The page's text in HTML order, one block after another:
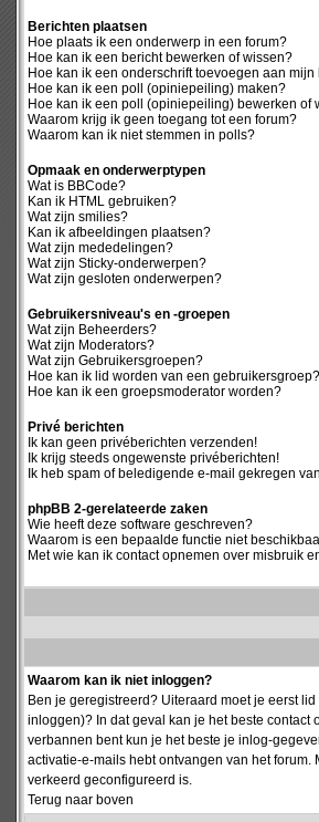
Berichten plaatsen
Hoe plaats ik een onderwerp in een forum?
Hoe kan ik een bericht bewerken of wissen?
Hoe kan ik een onderschrift toevoegen aan mijn
Hoe kan ik een poll (opiniepeiling) maken?
Hoe kan ik een poll (opiniepeiling) bewerken of
Waarom krijg ik geen toegang tot een forum?
Waarom kan ik niet stemmen in polls?
Opmaak en onderwerptypen
Wat is BBCode?
Kan ik HTML gebruiken?
Wat zijn smilies?
Kan ik afbeeldingen plaatsen?
Wat zijn mededelingen?
Wat zijn Sticky-onderwerpen?
Wat zijn gesloten onderwerpen?
Gebruikersniveau's en -groepen
Wat zijn Beheerders?
Wat zijn Moderators?
Wat zijn Gebruikersgroepen?
Hoe kan ik lid worden van een gebruikersgroep?
Hoe kan ik een groepsmoderator worden?
Privé berichten
Ik kan geen privéberichten verzenden!
Ik krijg steeds ongewenste privéberichten!
Ik heb spam of beledigende e-mail gekregen
phpBB 2-gerelateerde zaken
Wie heeft deze software geschreven?
Waarom is een bepaalde functie niet
Met wie kan ik contact opnemen over misbruik
Waarom kan ik niet inloggen?
Ben je geregistreerd? Uiteraard moet je eerst
inloggen)? In dat geval kan je het beste contact
verbannen bent kun je het beste je inlog-
activatie-e-mails hebt ontvangen van het
verkeerd geconfigureerd is.
Terug naar boven